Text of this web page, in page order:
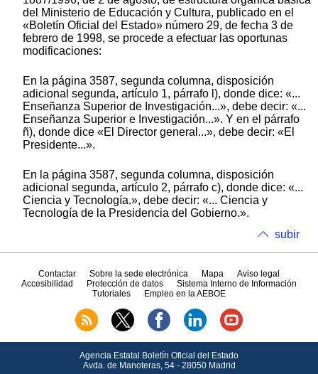
del Ministerio de Educación y Cultura, publicado en el
«Boletín Oficial del Estado» número 29, de fecha 3 de
febrero de 1998, se procede a efectuar las oportunas
modificaciones:
En la página 3587, segunda columna, disposición
adicional segunda, artículo 1, párrafo l), donde dice: «...
Enseñanza Superior de Investigación...», debe decir: «...
Enseñanza Superior e Investigación...». Y en el párrafo
ñ), donde dice «El Director general...», debe decir: «El
Presidente...».
En la página 3587, segunda columna, disposición
adicional segunda, artículo 2, párrafo c), donde dice: «...
Ciencia y Tecnología.», debe decir: «... Ciencia y
Tecnología de la Presidencia del Gobierno.».
subir
Contactar Sobre la sede electrónica Mapa
Aviso legal
Accesibilidad
Protección de datos
Sistema Interno de Información
Tutoriales
Empleo en la AEBOE
Agencia Estatal Boletín Oficial del Estado
Avda.de Manoteras, 54 - 28050 Madrid